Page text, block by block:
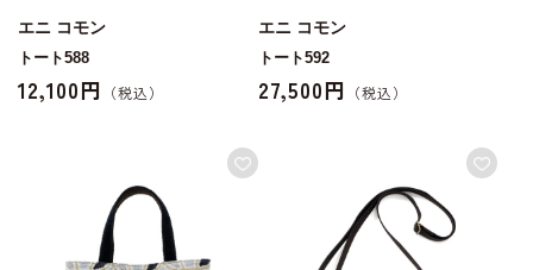
エニ コモン
トート588
12,100円
エニ コモン
トート592
27,500円